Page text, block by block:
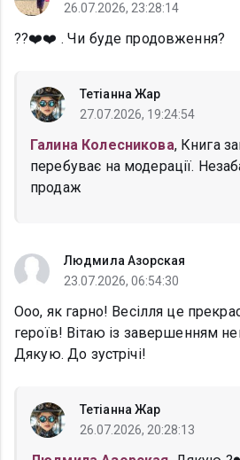
26.07.2026, 23:28:14
??❤️❤️ . Чи буде продовження?
Тетіанна Жар
27.07.2026, 19:24:54
Галина Колесникова, Книга
перебуває на модерації.
продаж
Людмила Азорская
23.07.2026, 06:54:30
Ооо, як гарно! Весілля це
героїв! Вітаю із завершенням
Дякую. До зустрічі!
Тетіанна Жар
26.07.2026, 20:28:13